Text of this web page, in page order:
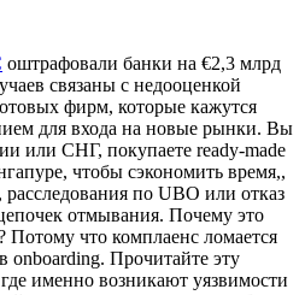
на пути клиента
старых или сложных
и
и alert fatigue
оштрафовали банки на €2,3 млрд
связаны с недооценкой
фирм, которые кажутся
для входа на новые рынки. Вы
или СНГ, покупаете ready-made
чтобы сэкономить время,,
по UBO или отказ
отмывания. Почему это
Потому что комплаенс ломается
onboarding. Прочитайте эту
именно возникают уязвимости